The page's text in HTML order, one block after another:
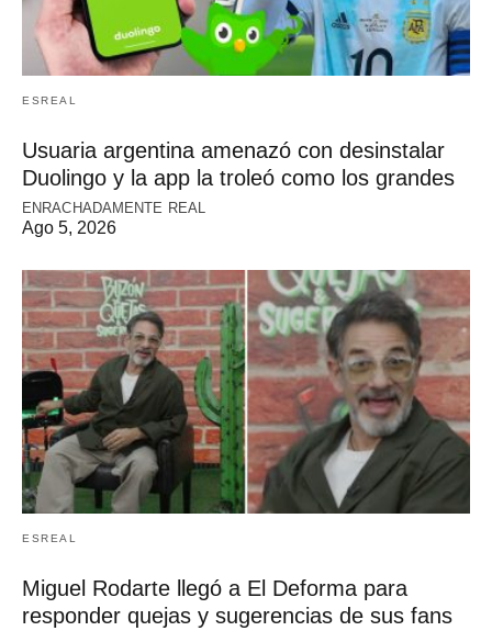
ESREAL
Usuaria argentina amenazó con desinstalar
Duolingo y la app la troleó como los grandes
ENRACHADAMENTE REAL
Ago 5, 2026
ESREAL
Miguel Rodarte llegó a El Deforma para
responder quejas y sugerencias de sus fans